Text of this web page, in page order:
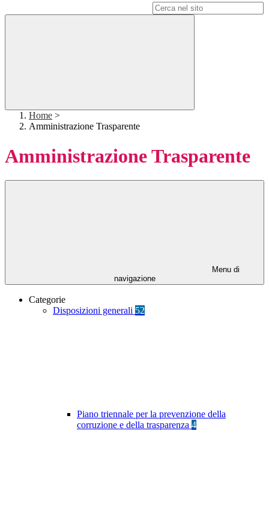
Home >
Amministrazione Trasparente
Amministrazione Trasparente
Menu di
navigazione
Categorie
Disposizioni generali 52
Piano triennale per la prevenzione della
corruzione e della trasparenza 4